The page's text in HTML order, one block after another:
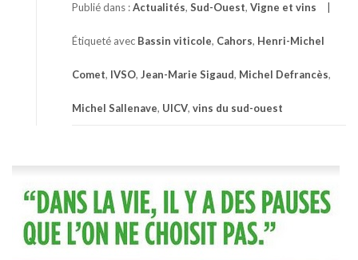
Publié dans :Actualités, Sud-Ouest, Vigne et vins
Étiqueté avec Bassin viticole, Cahors, Henri-Michel
Comet, IVSO, Jean-Marie Sigaud, Michel Defrancès,
Michel Sallenave, UICV, vins du sud-ouest